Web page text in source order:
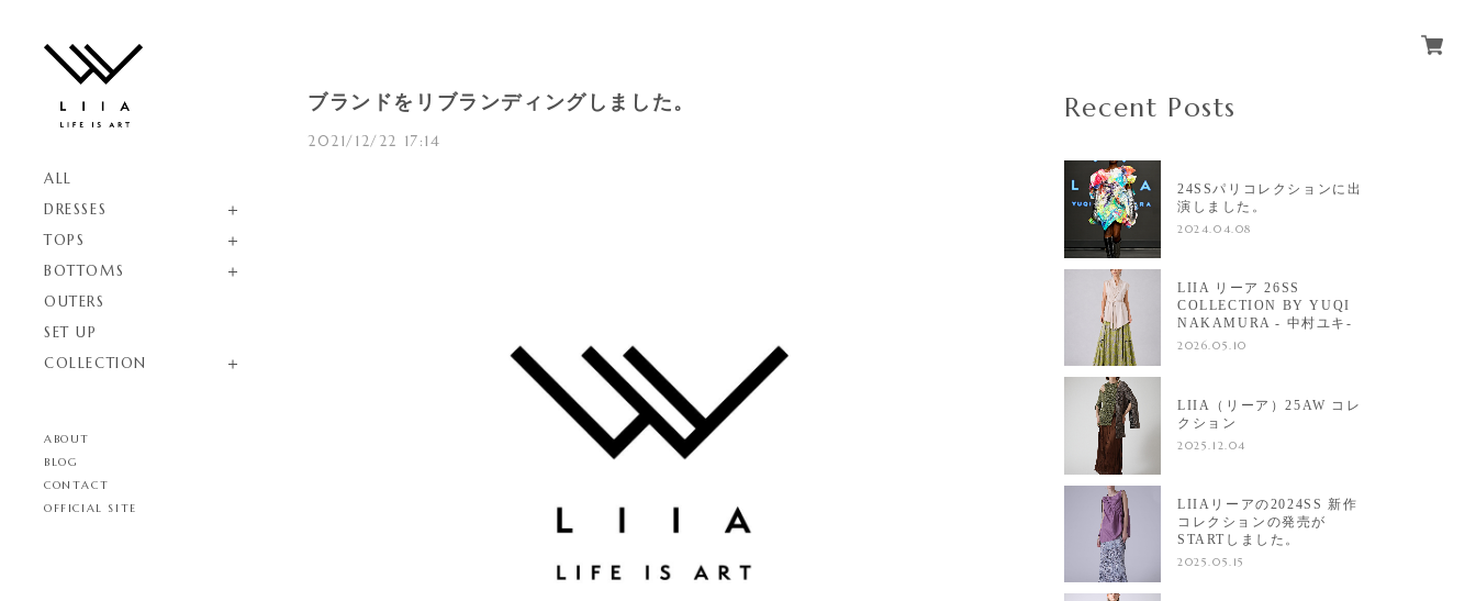
ALL
DRESSES
TOPS
BOTTOMS
OUTERS
SET UP
COLLECTION
ABOUT
BLOG
CONTACT
OFFICIAL SITE
ブランドをリブランディングしました。
2021/12/22 17:14
Recent Posts
24SSパリコレクションに出
演しました。
2024.04.08
LIIA リーア 26SS
COLLECTION BY YUQI
NAKAMURA - 中村ユキ-
2026.05.10
LIIA（リーア）25AW コレ
クション
2025.12.04
LIIAリーアの2024SS 新作
コレクションの発売が
STARTしました。
2025.05.15